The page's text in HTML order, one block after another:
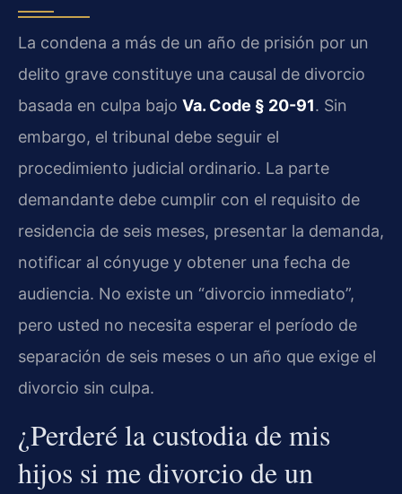
La condena a más de un año de prisión por un
delito grave constituye una causal de divorcio
basada en culpa bajo Va. Code § 20-91. Sin
embargo, el tribunal debe seguir el
procedimiento judicial ordinario. La parte
demandante debe cumplir con el requisito de
residencia de seis meses, presentar la demanda,
notificar al cónyuge y obtener una fecha de
audiencia. No existe un “divorcio inmediato”,
pero usted no necesita esperar el período de
separación de seis meses o un año que exige el
divorcio sin culpa.
¿Perderé la custodia de mis
hijos si me divorcio de un